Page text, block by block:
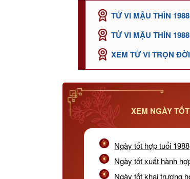
TỬ VI MẬU THÌN
TỬ VI MẬU THÌN
XEM TỬ VI TRỌN
XEM NGÀY
Ngày tốt hợp tuổi 1988
Ngày tốt xuất hành
Ngày tốt khai trương